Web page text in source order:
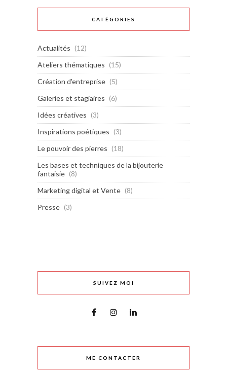
CATÉGORIES
Actualités (12)
Ateliers thématiques (15)
Création d'entreprise (5)
Galeries et stagiaires (6)
Idées créatives (3)
Inspirations poétiques (3)
Le pouvoir des pierres (18)
Les bases et techniques de la bijouterie
fantaisie (8)
Marketing digital et Vente (8)
Presse (3)
SUIVEZ MOI
ME CONTACTER